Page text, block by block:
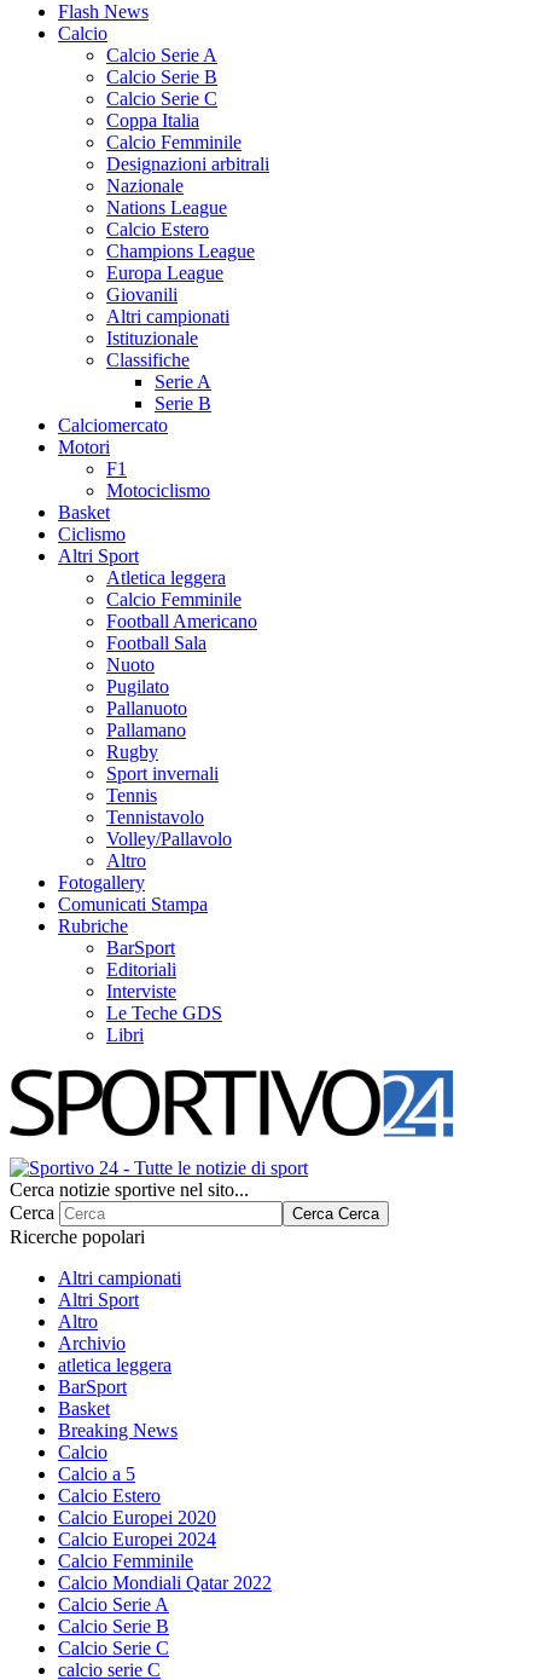
Flash News
Calcio
Calcio Serie A
Calcio Serie B
Calcio Serie C
Coppa Italia
Calcio Femminile
Designazioni arbitrali
Nazionale
Nations League
Calcio Estero
Champions League
Europa League
Giovanili
Altri campionati
Istituzionale
Classifiche
Serie A
Serie B
Calciomercato
Motori
F1
Motociclismo
Basket
Ciclismo
Altri Sport
Atletica leggera
Calcio Femminile
Football Americano
Football Sala
Nuoto
Pugilato
Pallanuoto
Pallamano
Rugby
Sport invernali
Tennis
Tennistavolo
Volley/Pallavolo
Altro
Fotogallery
Comunicati Stampa
Rubriche
BarSport
Editoriali
Interviste
Le Teche GDS
Libri
Cerca notizie sportive nel sito...
Cerca
Cerca Cerca
Ricerche popolari
Altri campionati
Altri Sport
Altro
Archivio
atletica leggera
BarSport
Basket
Breaking News
Calcio
Calcio a 5
Calcio Estero
Calcio Europei 2020
Calcio Europei 2024
Calcio Femminile
Calcio Mondiali Qatar 2022
Calcio Serie A
Calcio Serie B
Calcio Serie C
calcio serie C